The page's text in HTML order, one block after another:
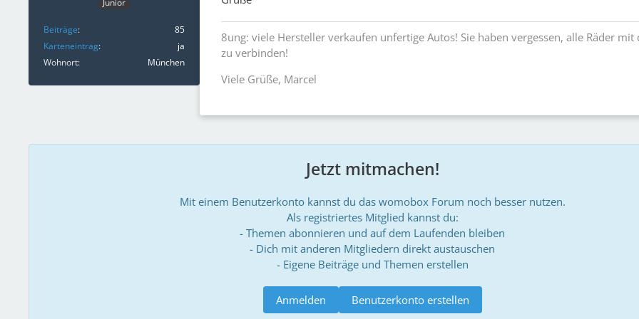
Junior
Beiträge
85
Karteneintrag
ja
Wohnort
München
8ung: viele Hersteller verkaufen unfertige Autos! Sie haben vergessen, alle Räder
zu verbinden!
Viele Grüße, Marcel
Jetzt mitmachen!
Mit einem Benutzerkonto kannst du das womobox Forum noch besser nutzen.
Als registriertes Mitglied kannst du:
- Themen abonnieren und auf dem Laufenden bleiben
- Dich mit anderen Mitgliedern direkt austauschen
- Eigene Beiträge und Themen erstellen
Benutzerkonto erstellen
Anmelden